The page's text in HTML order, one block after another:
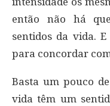
então não há
sentidos da vida.
para concordar
Basta um pouco
vida têm um